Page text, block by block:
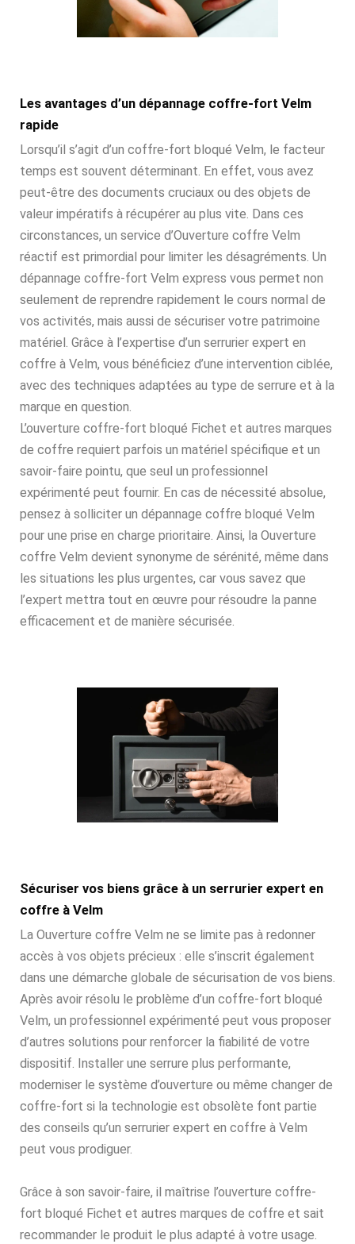
Les avantages d’un dépannage coffre-fort Velm
rapide
Lorsqu’il s’agit d’un coffre-fort bloqué Velm, le facteur
temps est souvent déterminant. En effet, vous avez
peut-être des documents cruciaux ou des objets de
valeur impératifs à récupérer au plus vite. Dans ces
circonstances, un service d’Ouverture coffre Velm
réactif est primordial pour limiter les désagréments. Un
dépannage coffre-fort Velm express vous permet non
seulement de reprendre rapidement le cours normal de
vos activités, mais aussi de sécuriser votre patrimoine
matériel. Grâce à l’expertise d’un serrurier expert en
coffre à Velm, vous bénéficiez d’une intervention ciblée,
avec des techniques adaptées au type de serrure et à la
marque en question.
L’ouverture coffre-fort bloqué Fichet et autres marques
de coffre requiert parfois un matériel spécifique et un
savoir-faire pointu, que seul un professionnel
expérimenté peut fournir. En cas de nécessité absolue,
pensez à solliciter un dépannage coffre bloqué Velm
pour une prise en charge prioritaire. Ainsi, la Ouverture
coffre Velm devient synonyme de sérénité, même dans
les situations les plus urgentes, car vous savez que
l’expert mettra tout en œuvre pour résoudre la panne
efficacement et de manière sécurisée.
Sécuriser vos biens grâce à un serrurier expert en
coffre à Velm
La Ouverture coffre Velm ne se limite pas à redonner
accès à vos objets précieux : elle s’inscrit également
dans une démarche globale de sécurisation de vos biens.
Après avoir résolu le problème d’un coffre-fort bloqué
Velm, un professionnel expérimenté peut vous proposer
d’autres solutions pour renforcer la fiabilité de votre
dispositif. Installer une serrure plus performante,
moderniser le système d’ouverture ou même changer de
coffre-fort si la technologie est obsolète font partie
des conseils qu’un serrurier expert en coffre à Velm
peut vous prodiguer.
Grâce à son savoir-faire, il maîtrise l’ouverture coffre-
fort bloqué Fichet et autres marques de coffre et sait
recommander le produit le plus adapté à votre usage.